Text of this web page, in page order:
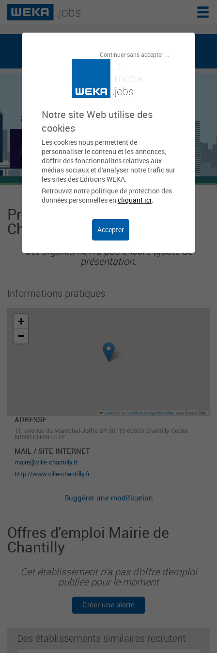
Continuer sans accepter →
Notre site Web utilise des
cookies
Les cookies nous permettent de
personnaliser le contenu et les annonces,
d'offrir des fonctionnalités relatives aux
médias sociaux et d'analyser notre trafic sur
les sites des Éditions WEKA.
Retrouvez notre politique de protection des
données personnelles en cliquant ici.
Accepter
weka.jobs, le réseau de l'emploi public
Mairie de Chantilly
Présentation Mairie de
Chantilly
Cet organisme n'a pas encore ajouté de
présentation.
Informations pratiques
+
−
Leaflet ©les contributeurs OpenStreetMap , sous licence ODbL
ADRESSE
11, avenue du Maréchal-Joffre BP 50119 60500 Chantilly Cedex
60500 CHANTILLY
MAIL / SITE INTERNET
maire@ville-chantilly.fr
http://www.ville-chantilly.fr
Suggérer une modification
Offres d'emploi Mairie de
Chantilly
Cet établissement n'a pas d'offre d'emploi
publiée pour le moment
Créer une alerte
Des établissements similaires recrutent